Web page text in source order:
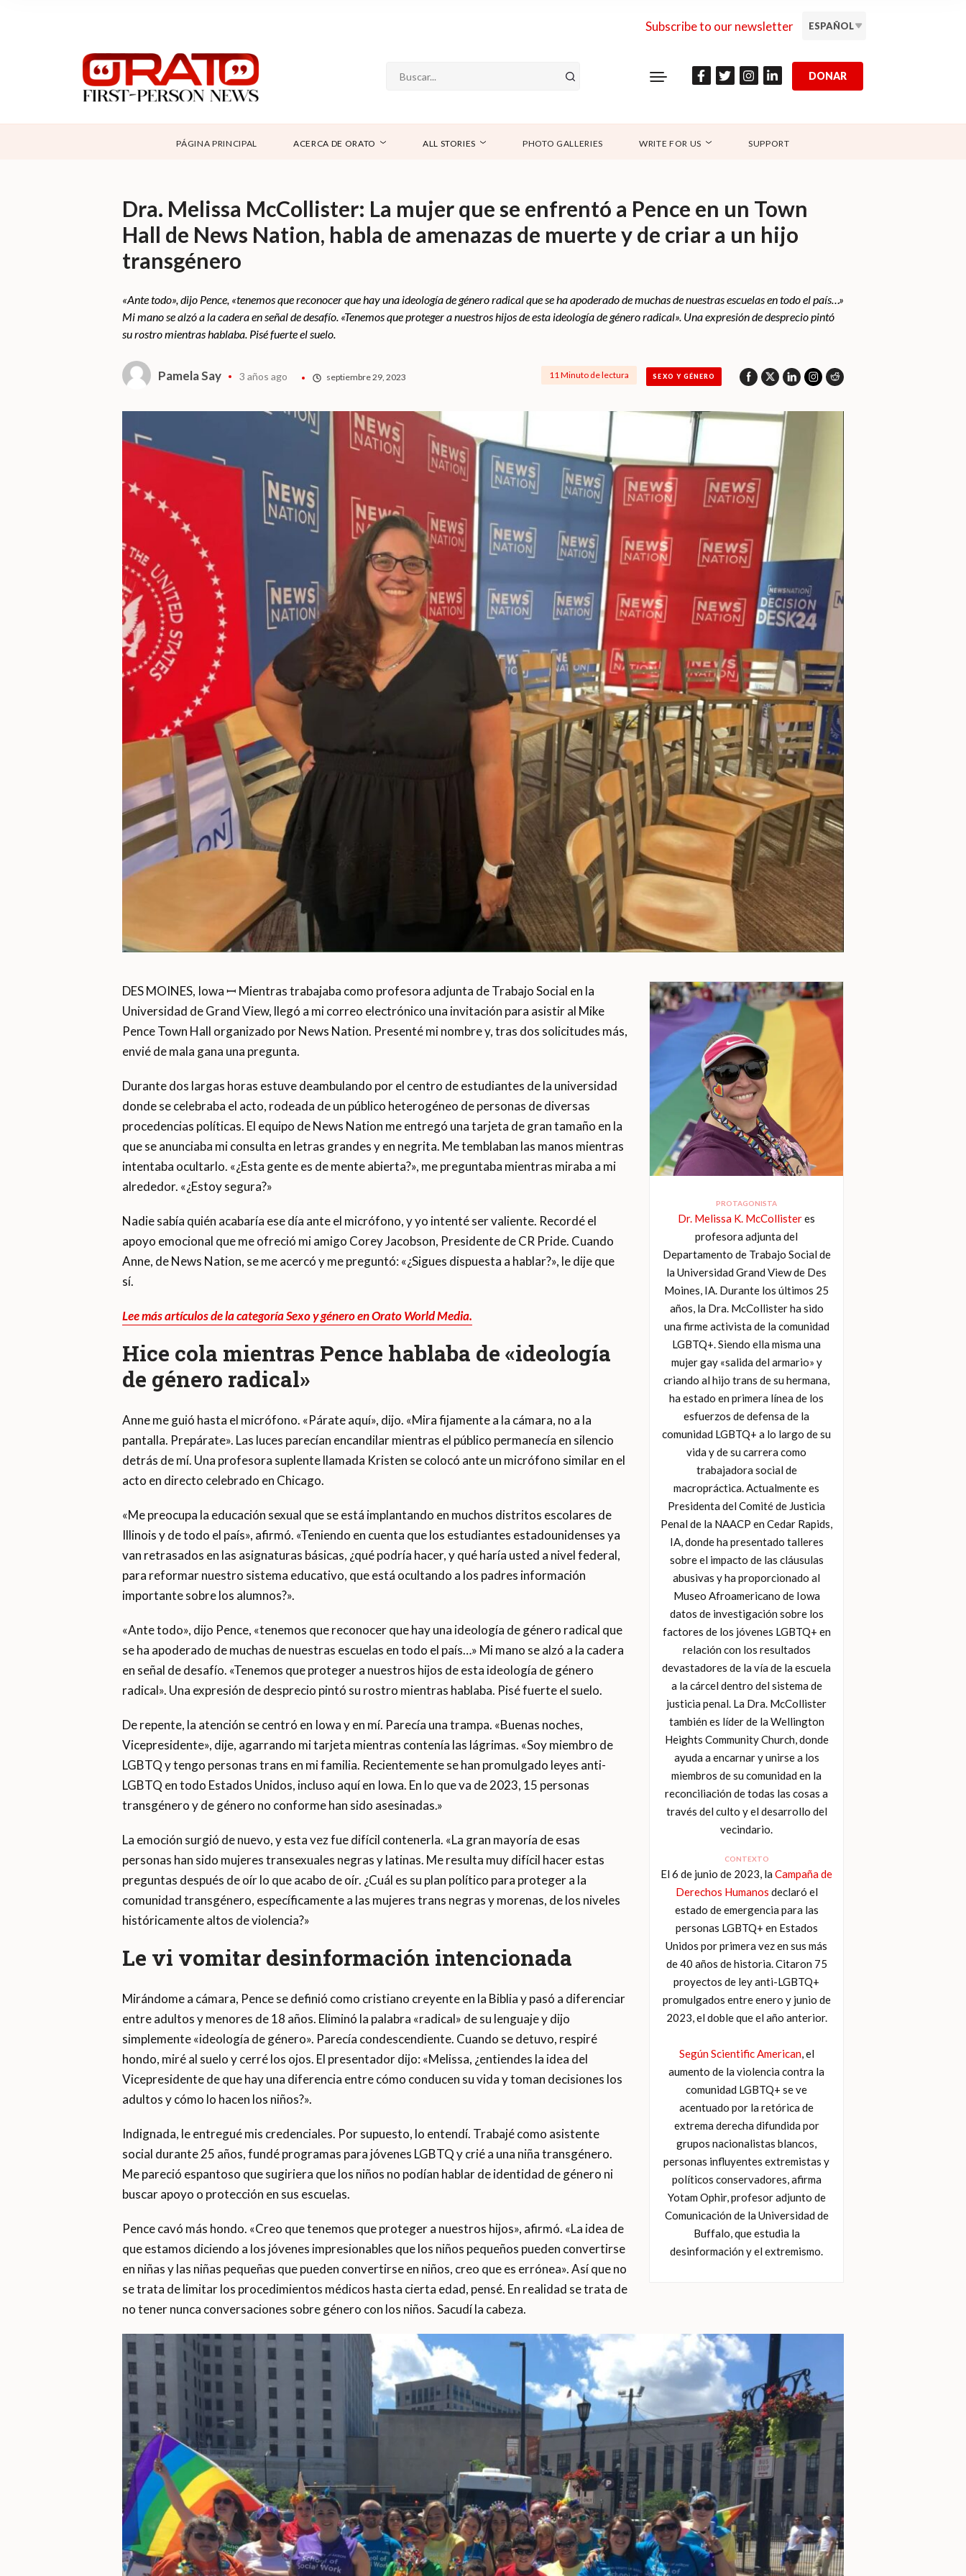
Subscribe to our newsletter ESPAÑOL
SUPPORT
CONTÁCTANOS
DONAR
PÁGINA PRINCIPAL ACERCA DE ORATO ALL STORIES PHOTO GALLERIES WRITE FOR US SUPPORT
Dra. Melissa McCollister: La mujer que se enfrentó a Pence en un Town
Hall de News Nation, habla de amenazas de muerte y de criar a un hijo
transgénero
«Ante todo», dijo Pence, «tenemos que reconocer que hay una ideología de género radical que se ha apoderado de muchas de nuestras escuelas en todo el país…»
Mi mano se alzó a la cadera en señal de desafío. «Tenemos que proteger a nuestros hijos de esta ideología de género radical». Una expresión de desprecio pintó
su rostro mientras hablaba. Pisé fuerte el suelo.
Pamela Say 3 años ago septiembre 29, 2023 11 Minuto de lectura SEXO Y GÉNERO
PROTAGONISTA
Dr. Melissa K. McCollisteres
profesora adjunta del
Departamento de Trabajo Social de
la Universidad Grand View de Des
Moines, IA. Durante los últimos 25
años, la Dra. McCollister ha sido
una firme activista de la comunidad
LGBTQ+. Siendo ella misma una
mujer gay «salida del armario» y
criando al hijo trans de su hermana,
ha estado en primera línea de los
esfuerzos de defensa de la
comunidad LGBTQ+ a lo largo de su
vida y de su carrera como
trabajadora social de
macropráctica. Actualmente es
Presidenta del Comité de Justicia
Penal de la NAACP en Cedar Rapids,
IA, donde ha presentado talleres
sobre el impacto de las cláusulas
abusivas y ha proporcionado al
Museo Afroamericano de Iowa
datos de investigación sobre los
factores de los jóvenes LGBTQ+ en
relación con los resultados
devastadores de la vía de la escuela
a la cárcel dentro del sistema de
justicia penal. La Dra. McCollister
también es líder de la Wellington
Heights Community Church, donde
ayuda a encarnar y unirse a los
miembros de su comunidad en la
reconciliación de todas las cosas a
través del culto y el desarrollo del
vecindario.
CONTEXTO
El 6 de junio de 2023, laCampaña de
Derechos Humanos declaró el
estado de emergencia para las
personas LGBTQ+ en Estados
Unidos por primera vez en sus más
de 40 años de historia. Citaron 75
proyectos de ley anti-LGBTQ+
promulgados entre enero y junio de
2023, el doble que el año anterior.
Según Scientific American, el
aumento de la violencia contra la
comunidad LGBTQ+ se ve
acentuado por la retórica de
extrema derecha difundida por
grupos nacionalistas blancos,
personas influyentes extremistas y
políticos conservadores, afirma
Yotam Ophir, profesor adjunto de
Comunicación de la Universidad de
Buffalo, que estudia la
desinformación y el extremismo.
DES MOINES, Iowa ꟷ Mientras trabajaba como profesora adjunta de Trabajo Social en la
Universidad de Grand View, llegó a mi correo electrónico una invitación para asistir al Mike
Pence Town Hall organizado por News Nation. Presenté mi nombre y, tras dos solicitudes más,
envié de mala gana una pregunta.
Durante dos largas horas estuve deambulando por el centro de estudiantes de la universidad
donde se celebraba el acto, rodeada de un público heterogéneo de personas de diversas
procedencias políticas. El equipo de News Nation me entregó una tarjeta de gran tamaño en la
que se anunciaba mi consulta en letras grandes y en negrita. Me temblaban las manos mientras
intentaba ocultarlo. «¿Esta gente es de mente abierta?», me preguntaba mientras miraba a mi
alrededor. «¿Estoy segura?»
Nadie sabía quién acabaría ese día ante el micrófono, y yo intenté ser valiente. Recordé el
apoyo emocional que me ofreció mi amigo Corey Jacobson, Presidente de CR Pride. Cuando
Anne, de News Nation, se me acercó y me preguntó: «¿Sigues dispuesta a hablar?», le dije que
sí.
Lee más artículos de la categoría Sexo y género en Orato World Media.
Hice cola mientras Pence hablaba de «ideología
de género radical»
Anne me guió hasta el micrófono. «Párate aquí», dijo. «Mira fijamente a la cámara, no a la
pantalla. Prepárate». Las luces parecían encandilar mientras el público permanecía en silencio
detrás de mí. Una profesora suplente llamada Kristen se colocó ante un micrófono similar en el
acto en directo celebrado en Chicago.
«Me preocupa la educación sexual que se está implantando en muchos distritos escolares de
Illinois y de todo el país», afirmó. «Teniendo en cuenta que los estudiantes estadounidenses ya
van retrasados en las asignaturas básicas, ¿qué podría hacer, y qué haría usted a nivel federal,
para reformar nuestro sistema educativo, que está ocultando a los padres información
importante sobre los alumnos?».
«Ante todo», dijo Pence, «tenemos que reconocer que hay una ideología de género radical que
se ha apoderado de muchas de nuestras escuelas en todo el país…» Mi mano se alzó a la cadera
en señal de desafío. «Tenemos que proteger a nuestros hijos de esta ideología de género
radical». Una expresión de desprecio pintó su rostro mientras hablaba. Pisé fuerte el suelo.
De repente, la atención se centró en Iowa y en mí. Parecía una trampa. «Buenas noches,
Vicepresidente», dije, agarrando mi tarjeta mientras contenía las lágrimas. «Soy miembro de
LGBTQ y tengo personas trans en mi familia. Recientemente se han promulgado leyes anti-
LGBTQ en todo Estados Unidos, incluso aquí en Iowa. En lo que va de 2023, 15 personas
transgénero y de género no conforme han sido asesinadas.»
La emoción surgió de nuevo, y esta vez fue difícil contenerla. «La gran mayoría de esas
personas han sido mujeres transexuales negras y latinas. Me resulta muy difícil hacer estas
preguntas después de oír lo que acabo de oír. ¿Cuál es su plan político para proteger a la
comunidad transgénero, específicamente a las mujeres trans negras y morenas, de los niveles
históricamente altos de violencia?»
Le vi vomitar desinformación intencionada
Mirándome a cámara, Pence se definió como cristiano creyente en la Biblia y pasó a diferenciar
entre adultos y menores de 18 años. Eliminó la palabra «radical» de su lenguaje y dijo
simplemente «ideología de género». Parecía condescendiente. Cuando se detuvo, respiré
hondo, miré al suelo y cerré los ojos. El presentador dijo: «Melissa, ¿entiendes la idea del
Vicepresidente de que hay una diferencia entre cómo conducen su vida y toman decisiones los
adultos y cómo lo hacen los niños?».
Indignada, le entregué mis credenciales. Por supuesto, lo entendí. Trabajé como asistente
social durante 25 años, fundé programas para jóvenes LGBTQ y crié a una niña transgénero.
Me pareció espantoso que sugiriera que los niños no podían hablar de identidad de género ni
buscar apoyo o protección en sus escuelas.
Pence cavó más hondo. «Creo que tenemos que proteger a nuestros hijos», afirmó. «La idea de
que estamos diciendo a los jóvenes impresionables que los niños pequeños pueden convertirse
en niñas y las niñas pequeñas que pueden convertirse en niños, creo que es errónea». Así que no
se trata de limitar los procedimientos médicos hasta cierta edad, pensé. En realidad se trata de
no tener nunca conversaciones sobre género con los niños. Sacudí la cabeza.